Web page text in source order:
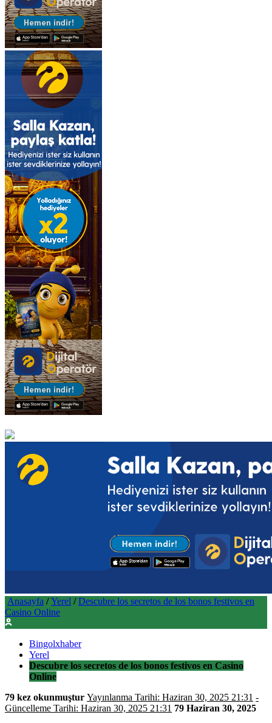
Anasayfa / Yerel / Descubre los secretos de los bonos festivos en
Casino Online
Bingolxhaber
Yerel
Descubre los secretos de los bonos festivos en Casino
Online
79 kez okunmuştur
Yayınlanma Tarihi: Haziran 30, 2025 21:31 -
Güncelleme Tarihi: Haziran 30, 2025 21:31 79 Haziran 30, 2025